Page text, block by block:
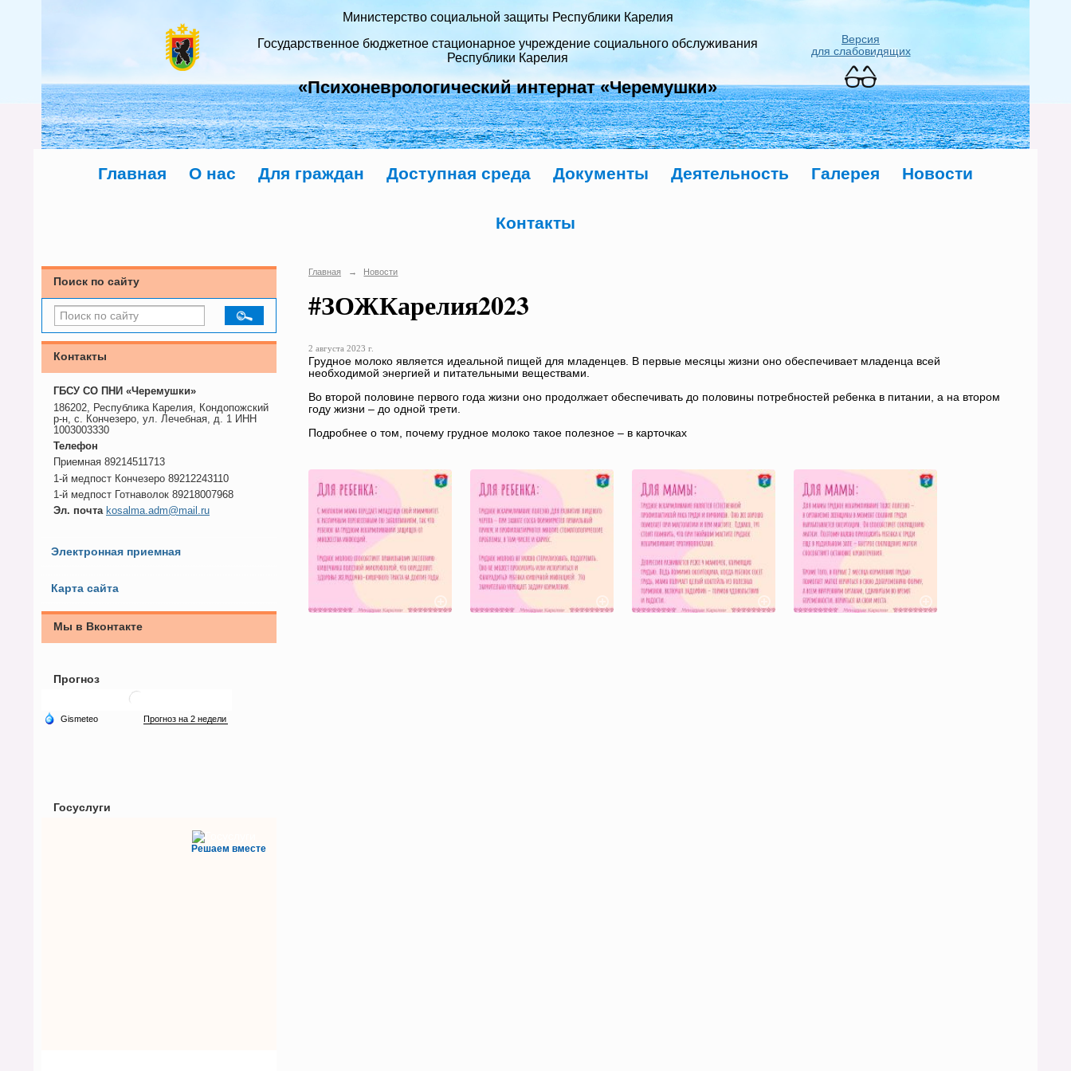
Министерство социальной защиты Республики Карелия
Государственное бюджетное стационарное учреждение социального обслуживания
Республики Карелия
«Психоневрологический интернат «Черемушки»
Версия
для слабовидящих
Главная О нас Для граждан Доступная среда Документы Деятельность Галерея Новости
Контакты
Поиск по сайту
Контакты
ГБСУ СО ПНИ «Черемушки»
186202, Республика Карелия, Кондопожский
р-н, с. Кончезеро, ул. Лечебная, д. 1 ИНН
1003003330
Телефон
Приемная 89214511713
1-й медпост Кончезеро 89212243110
1-й медпост Готнаволок 89218007968
Эл. почта kosalma.adm@mail.ru
Электронная приемная
Карта сайта
Мы в Вконтакте
Прогноз
Госуслуги
Решаем вместе
Главная → Новости
#ЗОЖКарелия2023
2 августа 2023 г.
Грудное молоко является идеальной пищей для младенцев. В первые месяцы жизни оно обеспечивает младенца всей
необходимой энергией и питательными веществами.
Во второй половине первого года жизни оно продолжает обеспечивать до половины потребностей ребенка в питании, а на втором
году жизни – до одной трети.
Подробнее о том, почему грудное молоко такое полезное – в карточках